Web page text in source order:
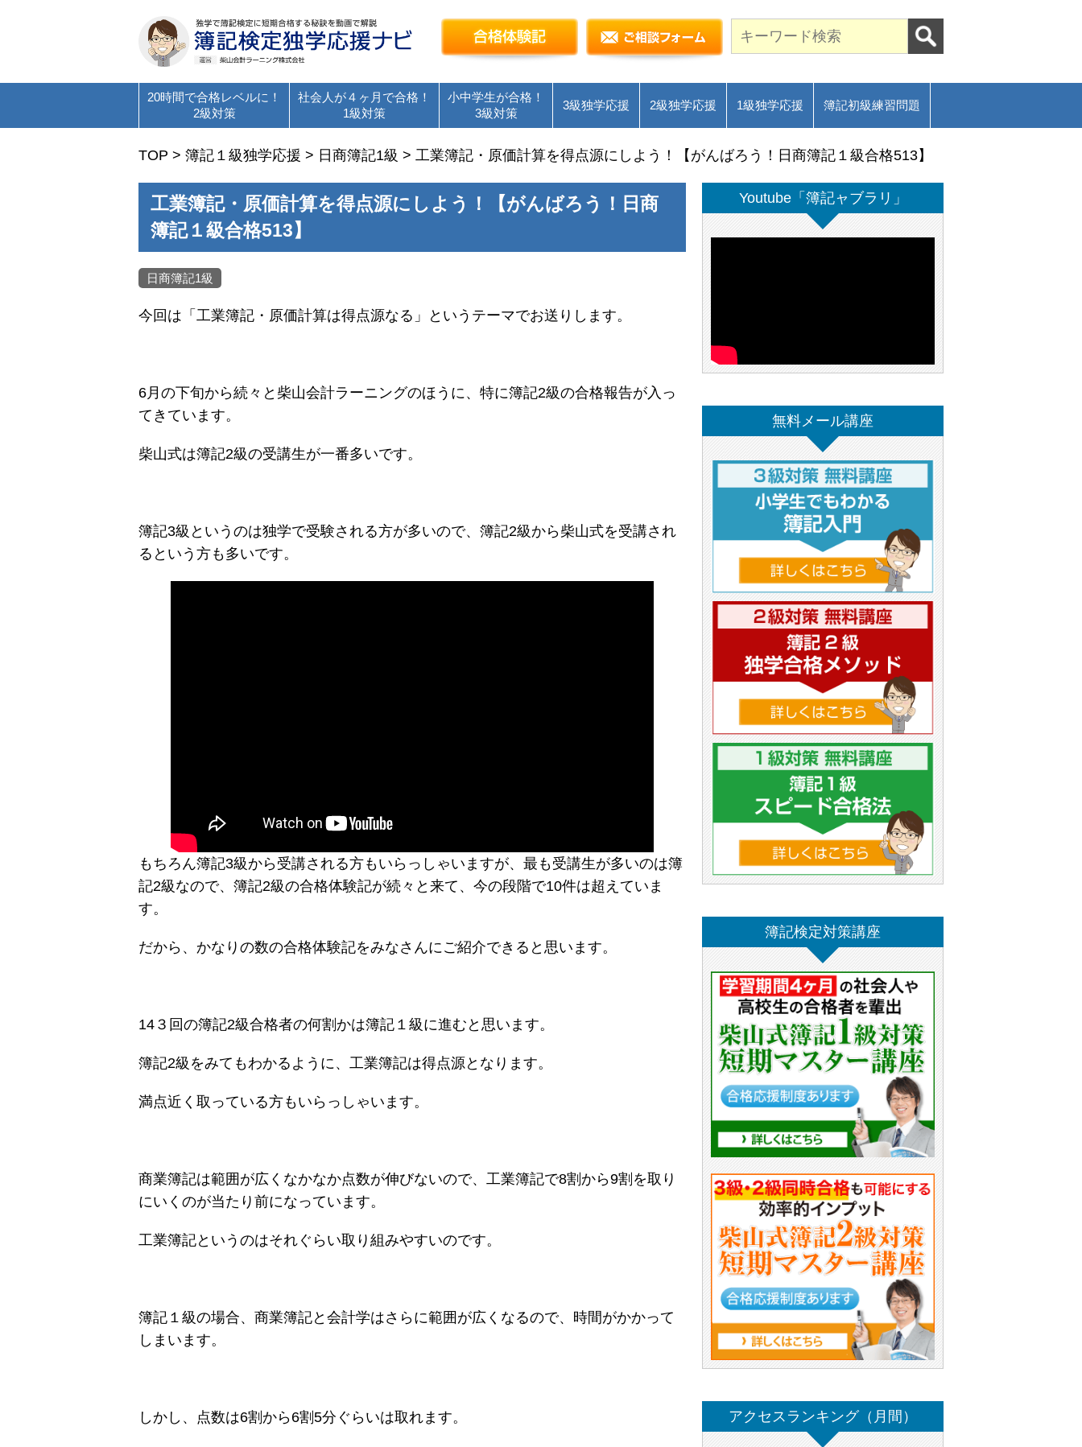
簿記検定独学応援～簿記１級・２級・３級を短期合格に導く通信講座～
合格体験記 ご相談フォーム
20時間で合格レベルに！
2級対策
社会人が４ヶ月で合格！
1級対策
小中学生が合格！
3級対策
3級独学応援 2級独学応援 1級独学応援 簿記初級練習問題
TOP > 簿記１級独学応援 > 日商簿記1級 > 工業簿記・原価計算を得点源にしよう！【がんばろう！日商簿記１級合格513】
工業簿記・原価計算を得点源にしよう！【がんばろう！日商
簿記１級合格513】
日商簿記1級
今回は「工業簿記・原価計算は得点源なる」というテーマでお送りします。
6月の下旬から続々と柴山会計ラーニングのほうに、特に簿記2級の合格報告が入っ
てきています。
柴山式は簿記2級の受講生が一番多いです。
簿記3級というのは独学で受験される方が多いので、簿記2級から柴山式を受講され
るという方も多いです。
もちろん簿記3級から受講される方もいらっしゃいますが、最も受講生が多いのは簿
記2級なので、簿記2級の合格体験記が続々と来て、今の段階で10件は超えていま
す。
だから、かなりの数の合格体験記をみなさんにご紹介できると思います。
14３回の簿記2級合格者の何割かは簿記１級に進むと思います。
簿記2級をみてもわかるように、工業簿記は得点源となります。
満点近く取っている方もいらっしゃいます。
商業簿記は範囲が広くなかなか点数が伸びないので、工業簿記で8割から9割を取り
にいくのが当たり前になっています。
工業簿記というのはそれぐらい取り組みやすいのです。
簿記１級の場合、商業簿記と会計学はさらに範囲が広くなるので、時間がかかって
しまいます。
しかし、点数は6割から6割5分ぐらいは取れます。
Youtube「簿記ャブラリ」
無料メール講座
簿記検定対策講座
アクセスランキング（月間）